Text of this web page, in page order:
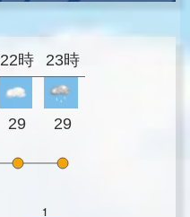
22時 23時
29 29